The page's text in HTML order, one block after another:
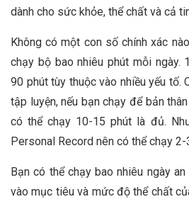
dành cho sức khỏe, thể chất và cả
Không có một con số chính xác
chạy bộ bao nhiêu phút mỗi ngày.
90 phút tùy thuộc vào nhiều yếu tố.
tập luyện, nếu bạn chạy để bản
có thể chạy 10-15 phút là đủ.
Personal Record nên có thể chạy 2-
Bạn có thể chạy bao nhiêu ngày
vào mục tiêu và mức độ thể chất